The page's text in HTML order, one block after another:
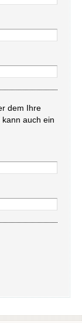
dem Ihre
auch ein